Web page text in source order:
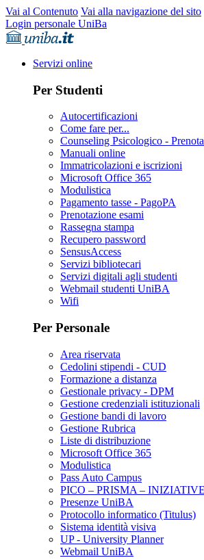
Vai al Contenuto Vai alla navigazione del sito
Login personale UniBa
Servizi online
Per Studenti
Autocertificazioni
Come fare per...
Counseling Psicologico -
Manuali online
Immatricolazioni e iscrizioni
Microsoft Office 365
Modulistica
Pagamento tasse - PagoPA
Prenotazione esami
Rassegna stampa
Recupero password
SensusAccess
Servizi bibliotecari
Servizi digitali agli studenti
Webmail studenti UniBA
Wifi
Per Personale
Area riservata
Cedolini stipendi - CUD
Formazione a distanza
Gestionale privacy - DPM
Gestione credenziali istituzionali
Gestione bandi di lavoro
Gestione Rubrica
Liste di distribuzione
Microsoft Office 365
Modulistica
Pass Auto Campus
PICO – PRISMA – INIZIATIVE
Presenze UniBA
Protocollo informatico (Titulus)
Sistema identità visiva
UP - University Planner
Webmail UniBA